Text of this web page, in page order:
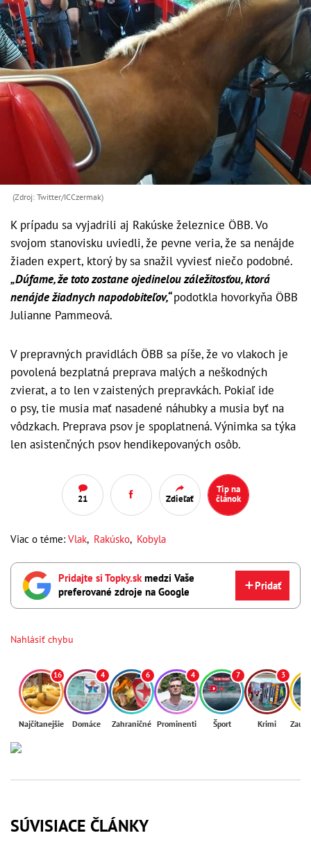
(Zdroj: Twitter/ICCzermak)
K prípadu sa vyjadrili aj Rakúske železnice ÖBB. Vo
svojom stanovisku uviedli, že pevne veria, že sa nenájde
žiaden expert, ktorý by sa snažil vyviesť niečo podobné.
„Dúfame, že toto zostane ojedinelou záležitosťou, ktorá
nenájde žiadnych napodobiteľov,“podotkla hovorkyňa ÖBB
Julianne Pammeová.
V prepravných pravidlách ÖBB sa píše, že vo vlakoch je
povolená bezplatná preprava malých a neškodných
zvierat, a to len v zaistených prepravkách. Pokiaľ ide
o psy, tie musia mať nasadené náhubky a musia byť na
vôdzkach. Preprava psov je spoplatnená. Výnimka sa týka
len asistenčných psov hendikepovaných osôb.
21 Zdieľať
Tip na
článok
Viac o téme: Vlak, Rakúsko, Kobyla
Pridajte si Topky.skmedzi Vaše
preferované zdroje na Google
Pridať
Nahlásiť chybu
16
Najčítanejšie
4
Domáce
6
Zahraničné
4
Prominenti
7
Šport
3
Krimi
SÚVISIACE ČLÁNKY